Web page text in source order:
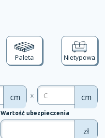
Paleta Nietypowa
cm x cm
Wartość ubezpieczenia
zł